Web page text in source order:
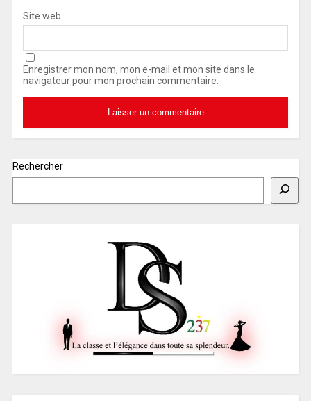
Site web
Enregistrer mon nom, mon e-mail et mon site dans le
navigateur pour mon prochain commentaire.
Rechercher